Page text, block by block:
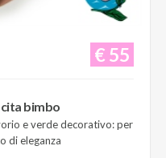
€ 55
bimbo
e verde decorativo: per
di eleganza